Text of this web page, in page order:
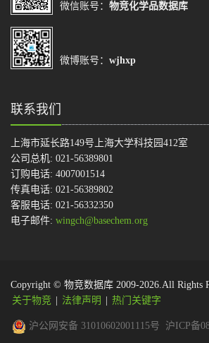
微信账号： 物竞化学品数据库
微博账号： wjhxp
联系我们
上海市延长路149号上海大学科技园412室
公司总机: 021-56389801
订购电话: 4007001514
传真电话: 021-56389802
客服电话: 021-56332350
电子邮件: wingch@basechem.org
Copyright © 物竞数据库 2009-2026.All Rights
关于物竞
法律声明 热门关键字
沪公网安备 31010602001115号 沪ICP备